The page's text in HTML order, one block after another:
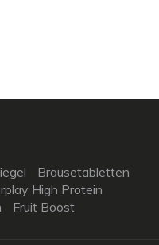
Brausetabletten
High Protein
Fruit Boost